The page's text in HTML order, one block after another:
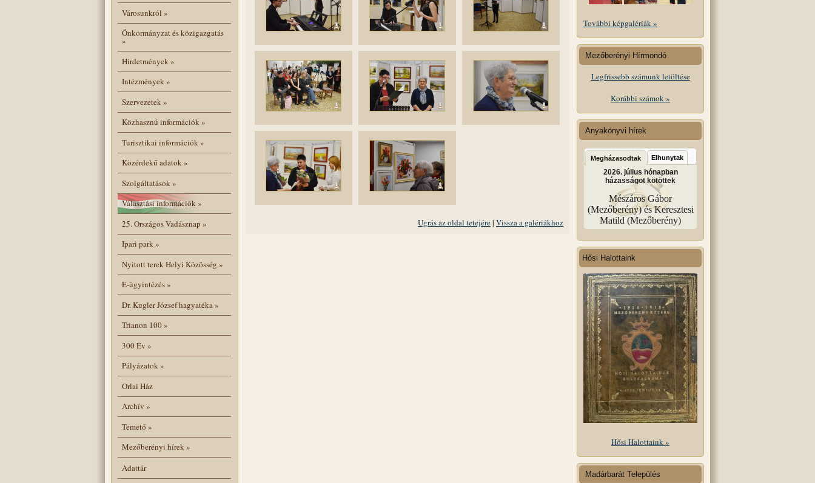
Városunkról »
Önkormányzat és közigazgatás
»
Hirdetmények»
Intézmények»
Szervezetek»
Közhasznú információk»
Turisztikai információk»
Közérdekű adatok»
Szolgáltatások»
Választási információk»
25. Országos Vadásznap »
Ipari park»
Nyitott terek Helyi Közösség »
E-ügyintézés»
Dr. Kugler József hagyatéka»
Trianon 100»
300 Év »
Pályázatok»
Orlai Ház
Archív »
Temető»
Mezőberényi hírek»
Adattár
Ugrás az oldal tetejére| Vissza a galériákhoz
További képgalériák »
Mezőberényi Hírmondó
Legfrissebb számunk letöltése
Korábbi számok »
Anyakönyvi hírek
Megházasodtak Elhunytak
2026. július hónapban
házasságot kötöttek
Mészáros Gábor
(Mezőberény) és Keresztesi
Matild (Mezőberény)
Hősi Halottaink
Hősi Halottaink »
Madárbarát Település